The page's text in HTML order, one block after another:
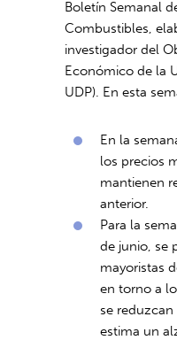
Boletín Semanal
Combustibles,
investigador del
Económico de la
UDP). En esta
En la
los precios
mantienen
anterior.
Para la
de junio, se
mayoristas
en torno a
se
estima un